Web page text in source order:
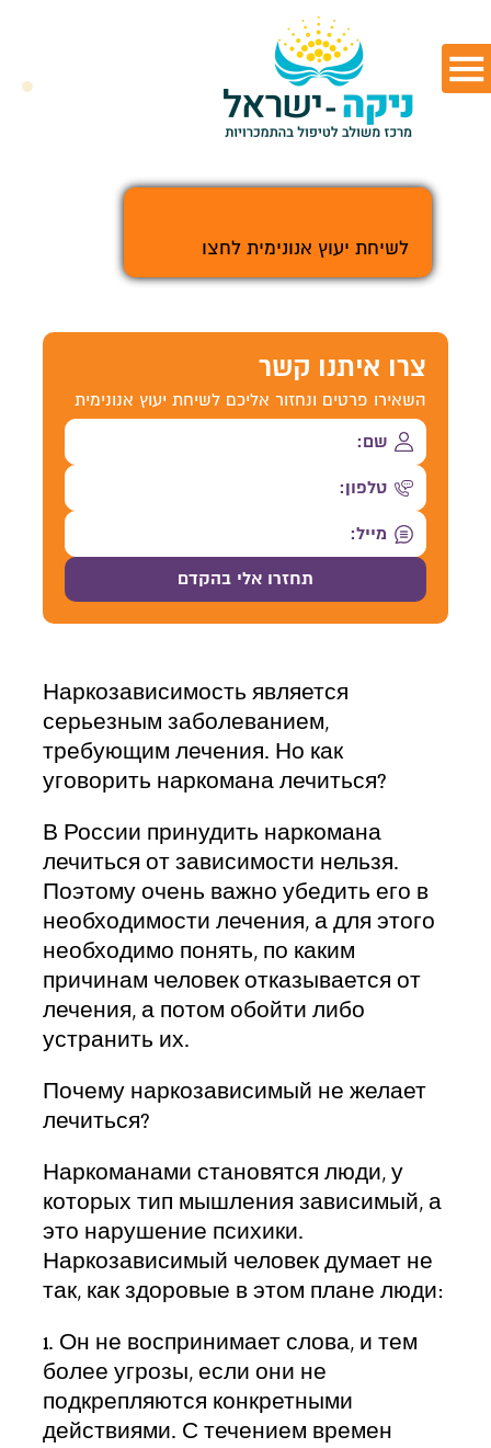
לשיחת יעוץ אנונימית לחצו
צרו איתנו קשר
השאירו פרטים ונחזור אליכם לשיחת יעוץ אנונימית
Наркозависимость является
серьезным заболеванием,
требующим лечения. Но как
уговорить наркомана лечиться?
В России принудить наркомана
лечиться от зависимости нельзя.
Поэтому очень важно убедить его в
необходимости лечения, а для этого
необходимо понять, по каким
причинам человек отказывается от
лечения, а потом обойти либо
устранить их.
Почему наркозависимый не желает
лечиться?
Наркоманами становятся люди, у
которых тип мышления зависимый, а
это нарушение психики.
Наркозависимый человек думает не
так, как здоровые в этом плане люди:
1. Он не воспринимает слова, и тем
более угрозы, если они не
подкрепляются конкретными
действиями. С течением времен